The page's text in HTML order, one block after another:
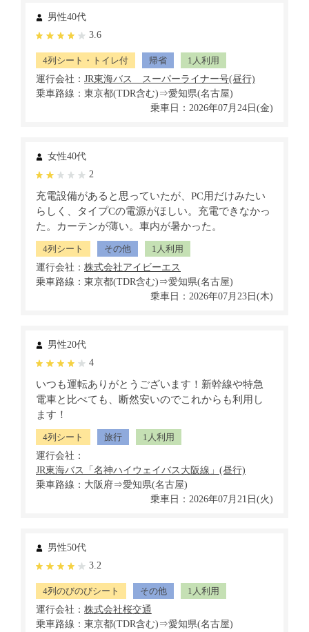
男性40代
3.6
4列シート・トイレ付 帰省
1人利用
運行会社：
乗車路線：東京都(TDR含む)⇒愛知県(名古屋)
乗車日：2026年07月24日(金)
女性40代
2
充電設備があると思っていたが、PC用だけみたい
らしく、タイプCの電源がほしい。充電できなかっ
た。カーテンが薄い。車内が暑かった。
4列シート その他
1人利用
運行会社：
乗車路線：東京都(TDR含む)⇒愛知県(名古屋)
乗車日：2026年07月23日(木)
男性20代
4
いつも運転ありがとうございます！新幹線や特急
電車と比べても、断然安いのでこれからも利用し
ます！
4列シート 旅行
1人利用
運行会社：
乗車路線：大阪府⇒愛知県(名古屋)
乗車日：2026年07月21日(火)
男性50代
3.2
4列のびのびシート その他
1人利用
運行会社：
乗車路線：東京都(TDR含む)⇒愛知県(名古屋)